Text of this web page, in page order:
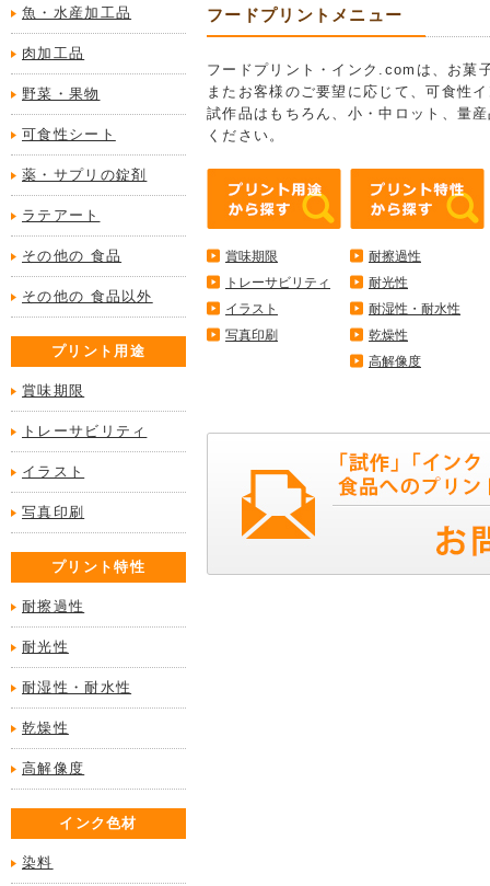
魚・水産加工品
肉加工品
野菜・果物
可食性シート
薬・サプリの錠剤
ラテアート
その他の 食品
その他の 食品以外
プリント用途
賞味期限
トレーサビリティ
イラスト
写真印刷
プリント特性
耐擦過性
耐光性
耐湿性・耐水性
乾燥性
高解像度
インク色材
染料
フードプリントメニュー
フードプリント・インク.comは、お菓
またお客様のご要望に応じて、可食性
試作品はもちろん、小・中ロット、量
ください。
賞味期限
トレーサビリティ
イラスト
写真印刷
耐擦過性
耐光性
耐湿性・耐水性
乾燥性
高解像度